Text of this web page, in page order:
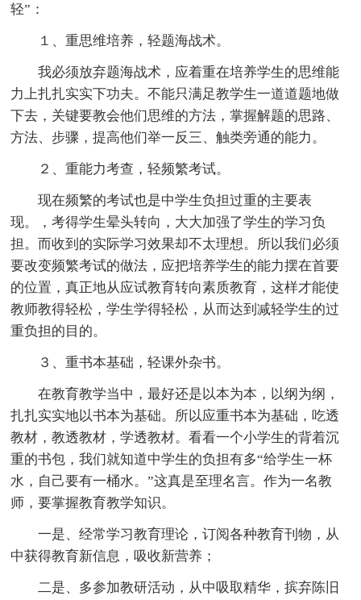
轻”：
１、重思维培养，轻题海战术。
我必须放弃题海战术，应着重在培养学生的思维能
力上扎扎实实下功夫。不能只满足教学生一道道题地做
下去，关键要教会他们思维的方法，掌握解题的思路、
方法、步骤，提高他们举一反三、触类旁通的能力。
２、重能力考查，轻频繁考试。
现在频繁的考试也是中学生负担过重的主要表
现。，考得学生晕头转向，大大加强了学生的学习负
担。而收到的实际学习效果却不太理想。所以我们必须
要改变频繁考试的做法，应把培养学生的能力摆在首要
的位置，真正地从应试教育转向素质教育，这样才能使
教师教得轻松，学生学得轻松，从而达到减轻学生的过
重负担的目的。
３、重书本基础，轻课外杂书。
在教育教学当中，最好还是以本为本，以纲为纲，
扎扎实实地以书本为基础。所以应重书本为基础，吃透
教材，教透教材，学透教材。看看一个小学生的背着沉
重的书包，我们就知道中学生的负担有多“给学生一杯
水，自己要有一桶水。”这真是至理名言。作为一名教
师，要掌握教育教学知识。
一是、经常学习教育理论，订阅各种教育刊物，从
中获得教育新信息，吸收新营养；
二是、多参加教研活动，从中吸取精华，摈弃陈旧